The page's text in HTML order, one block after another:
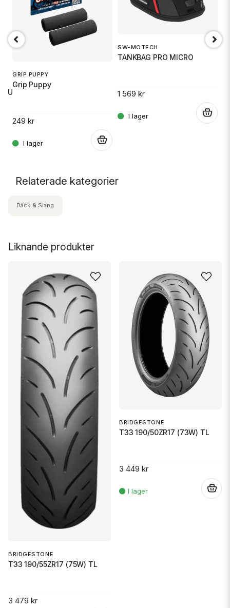
RU
GRIP PUPPY
Grip Puppy
249 kr
SW-MOTECH
TANKBAG PRO MICRO
1 569 kr
Liknande produkter
BRIDGESTONE
T33 190/55ZR17 (75W) TL
3 479 kr
BRIDGESTONE
T33 190/50ZR17 (73W) TL
3 449 kr
Relaterade kategorier
Däck & Slang